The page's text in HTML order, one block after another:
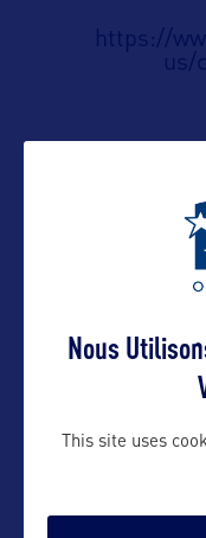
https://
us/
Nous
This site uses